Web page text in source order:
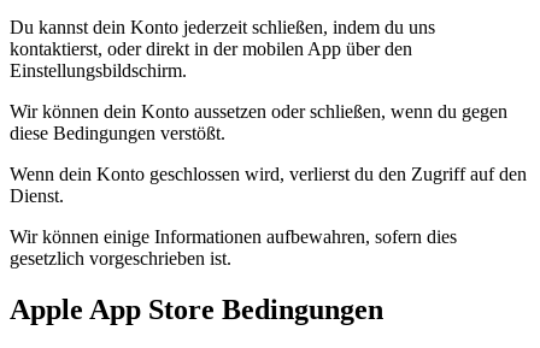
Du kannst dein Konto jederzeit schließen, indem du uns
kontaktierst, oder direkt in der mobilen App über den
Einstellungsbildschirm.
Wir können dein Konto aussetzen oder schließen, wenn du gegen
diese Bedingungen verstößt.
Wenn dein Konto geschlossen wird, verlierst du den Zugriff auf den
Dienst.
Wir können einige Informationen aufbewahren, sofern dies
gesetzlich vorgeschrieben ist.
Apple App Store Bedingungen